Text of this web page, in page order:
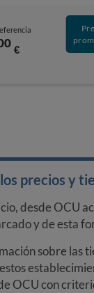
€
precios y
desde OCU
y de esta
sobre las
OCU con